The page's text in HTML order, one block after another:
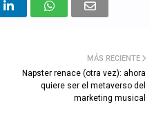
MÁS RECIENTE
Napster renace (otra vez): ahora
quiere ser el metaverso del
marketing musical